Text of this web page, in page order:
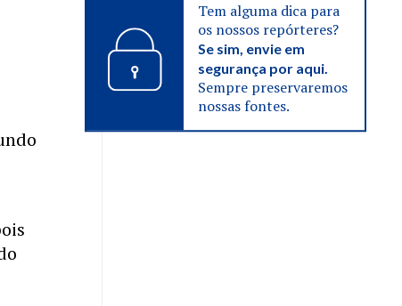
Tem alguma dica para
os nossos repórteres?
Se sim, envie em
segurança por aqui.
Sempre preservaremos
nossas fontes.